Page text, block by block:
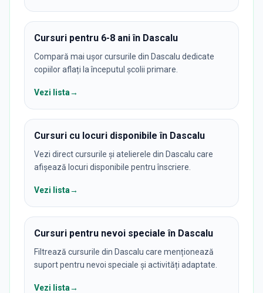
Cursuri pentru 6-8 ani în Dascalu
Compară mai ușor cursurile din Dascalu dedicate
copiilor aflați la începutul școlii primare.
Vezi lista→
Cursuri cu locuri disponibile în Dascalu
Vezi direct cursurile și atelierele din Dascalu care
afișează locuri disponibile pentru înscriere.
Vezi lista→
Cursuri pentru nevoi speciale în Dascalu
Filtrează cursurile din Dascalu care menționează
suport pentru nevoi speciale și activități adaptate.
Vezi lista→